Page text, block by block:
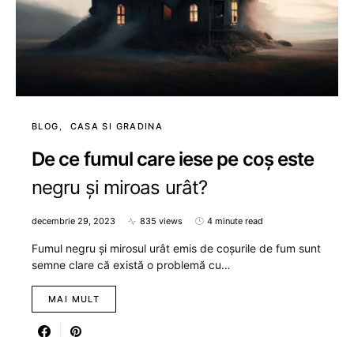
BLOG CASA SI GRADINA
De ce fumul care iese pe coș este
negru și miroas urât?
decembrie 29, 2023 835 views 4 minute read
Fumul negru și mirosul urât emis de coșurile de fum sunt
semne clare că există o problemă cu…
MAI MULT